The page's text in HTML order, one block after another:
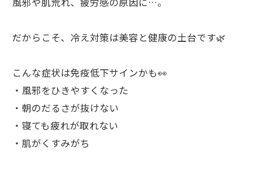
だからこそ、冷え対策は美容と健康の土台です🌿
こんな症状は免疫低下サインかも👀
・風邪をひきやすくなった
・朝のだるさが抜けない
・寝ても疲れが取れない
・肌がくすみがち